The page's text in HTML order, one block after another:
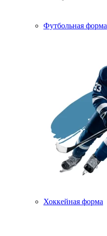
Футбольная форма
Хоккейная форма